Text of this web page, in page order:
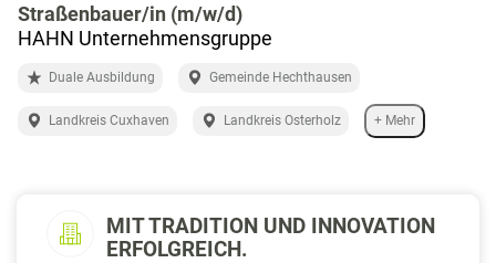
Straßenbauer/in (m/w/d)
HAHN Unternehmensgruppe
Duale Ausbildung Gemeinde Hechthausen
Landkreis Cuxhaven Landkreis Osterholz + Mehr
MIT TRADITION UND INNOVATION
ERFOLGREICH.